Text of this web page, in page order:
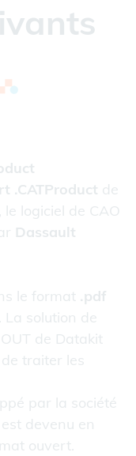
.CATProduct de
, le logiciel de CAO
Dassault
le format .pdf
La solution de
OUT de Datakit
traiter les
par la société
devenu en
ouvert.